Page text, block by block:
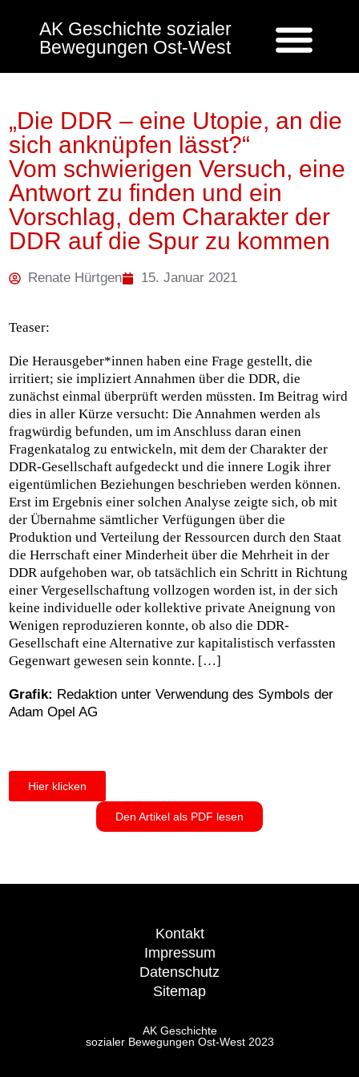
AK Geschichte sozialer
Bewegungen Ost-West
„Die DDR – eine Utopie, an die
sich anknüpfen lässt?“
Vom schwierigen Versuch, eine
Antwort zu finden und ein
Vorschlag, dem Charakter der
DDR auf die Spur zu kommen
Renate Hürtgen 15. Januar 2021
Teaser:
Die Herausgeber*innen haben eine Frage gestellt, die
irritiert; sie impliziert Annahmen über die DDR, die
zunächst einmal überprüft werden müssten. Im Beitrag wird
dies in aller Kürze versucht: Die Annahmen werden als
fragwürdig befunden, um im Anschluss daran einen
Fragenkatalog zu entwickeln, mit dem der Charakter der
DDR-Gesellschaft aufgedeckt und die innere Logik ihrer
eigentümlichen Beziehungen beschrieben werden können.
Erst im Ergebnis einer solchen Analyse zeigte sich, ob mit
der Übernahme sämtlicher Verfügungen über die
Produktion und Verteilung der Ressourcen durch den Staat
die Herrschaft einer Minderheit über die Mehrheit in der
DDR aufgehoben war, ob tatsächlich ein Schritt in Richtung
einer Vergesellschaftung vollzogen worden ist, in der sich
keine individuelle oder kollektive private Aneignung von
Wenigen reproduzieren konnte, ob also die DDR-
Gesellschaft eine Alternative zur kapitalistisch verfassten
Gegenwart gewesen sein konnte. […]
Grafik: Redaktion unter Verwendung des Symbols der
Adam Opel AG
Hier klicken
Den Artikel als PDF lesen
Kontakt
Impressum
Datenschutz
Sitemap
AK Geschichte
sozialer Bewegungen Ost-West 2023